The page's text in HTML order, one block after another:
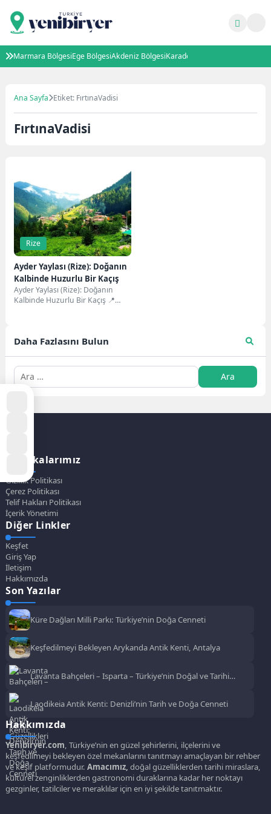
Marmara BölgesiEge BölgesiAkdeniz BölgesiKaradeniz Bölgesi
Ana Sayfa Etiket: FırtınaVadisi
FırtınaVadisi
Rize
Ayder Yaylası (Rize): Doğanın
Kalbinde Huzurlu Bir Kaçış
Ayder Yaylası (Rize): Doğanın
Kalbinde Huzurlu Bir Kaçış 📍
Daha Fazlasını Bulun
Politikalarımız
Gizlilik Politikası
Çerez Politikası
Telif Hakları Politikası
İçerik Yönetimi
Diğer Linkler
Keşfet
Giriş Yap
İletişim
Hakkımızda
Son Yazılar
Küre Dağları Milli Parkı: Türkiye’nin Doğa Cenneti
Keşfedilmeyi Bekleyen Arykanda Antik Kenti, Antalya
Lavanta Bahçeleri – Isparta – Türkiye’nin Doğal ve Tarihi
Güzellikleri
Laodikeia Antik Kenti: Denizli’nin Tarih ve Doğa Cenneti
Hakkımızda
Yenibiryer.com, Türkiye’nin en güzel şehirlerini, ilçelerini ve
keşfedilmeyi bekleyen özel mekanlarını tanıtmayı amaçlayan bir rehber
ve keşif platformudur.Amacımız, doğal güzelliklerden tarihi miraslara,
kültürel zenginliklerden gastronomi duraklarına kadar her noktayı
gezginler, tatilciler ve meraklılar için en iyi şekilde tanıtmaktır.